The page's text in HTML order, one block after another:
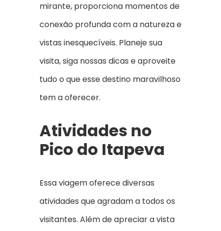
mirante, proporciona momentos de
conexão profunda com a natureza e
vistas inesquecíveis. Planeje sua
visita, siga nossas dicas e aproveite
tudo o que esse destino maravilhoso
tem a oferecer.
Atividades no
Pico do Itapeva
Essa viagem oferece diversas
atividades que agradam a todos os
visitantes. Além de apreciar a vista